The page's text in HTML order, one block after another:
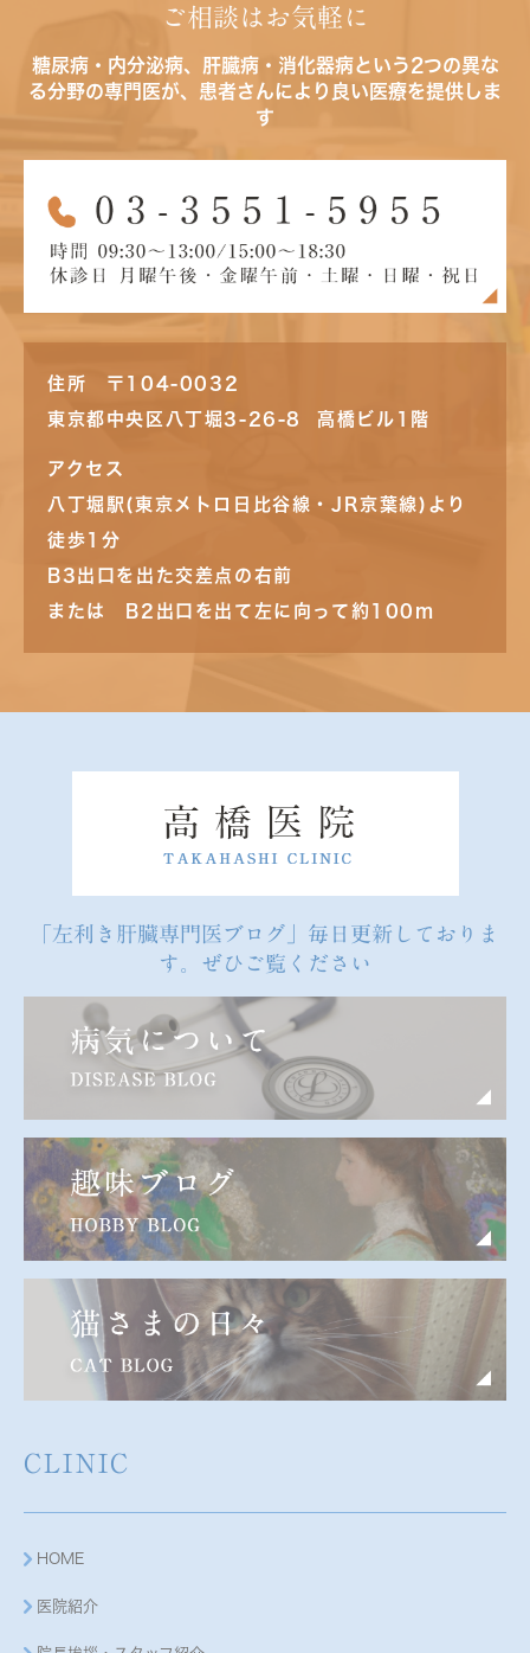
ご相談はお気軽に
糖尿病・内分泌病、肝臓病・消化器病という2つの異な
る分野の専門医が、患者さんにより良い医療を提供しま
す
住所 〒104-0032
東京都中央区八丁堀3-26-8 高橋ビル1階
アクセス
八丁堀駅(東京メトロ日比谷線・JR京葉線)より
徒歩1分
B3出口を出た交差点の右前
または B2出口を出て左に向って約100m
「左利き肝臓専門医ブログ」毎日更新しておりま
す。ぜひご覧ください
CLINIC
HOME
医院紹介